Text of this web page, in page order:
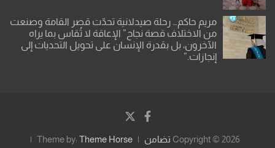
مريم حاكم… رحلة صيدلانية تحدّت قصر القامة وصنعت
من الاختلاف قصة نجاح” الإعاقة لا تُقاس بما يراه
الآخرون، بل بقدرة الإنسان على تحويل التحديات إلى
إنجازات.”
Copyright © 2026 تضامن Theme by: Theme Horse